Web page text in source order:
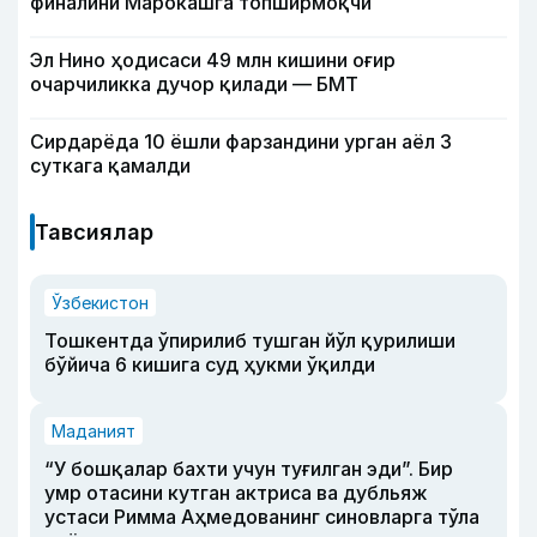
Эл Нино ҳодисаси 49 млн кишини оғир
очарчиликка дучор қилади — БМТ
Сирдарёда 10 ёшли фарзандини урган аёл 3
суткага қамалди
Тавсиялар
Ўзбекистон
Тошкентда ўпирилиб тушган йўл қурилиши
бўйича 6 кишига суд ҳукми ўқилди
Маданият
“У бошқалар бахти учун туғилган эди”. Бир
умр отасини кутган актриса ва дубльяж
устаси Римма Аҳмедованинг синовларга тўла